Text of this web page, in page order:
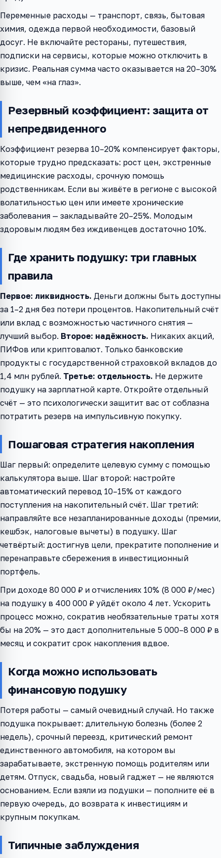
Переменные расходы — транспорт, связь, бытовая
химия, одежда первой необходимости, базовый
досуг. Не включайте рестораны, путешествия,
подписки на сервисы, которые можно отключить в
кризис. Реальная сумма часто оказывается на 20–30%
выше, чем «на глаз».
Резервный коэффициент: защита от
непредвиденного
Коэффициент резерва 10–20% компенсирует факторы,
которые трудно предсказать: рост цен, экстренные
медицинские расходы, срочную помощь
родственникам. Если вы живёте в регионе с высокой
волатильностью цен или имеете хронические
заболевания — закладывайте 20–25%. Молодым
здоровым людям без иждивенцев достаточно 10%.
Где хранить подушку: три главных
правила
Первое: ликвидность. Деньги должны быть доступны
за 1–2 дня без потери процентов. Накопительный счёт
или вклад с возможностью частичного снятия —
лучший выбор. Второе: надёжность. Никаких акций,
ПИФов или криптовалют. Только банковские
продукты с государственной страховкой вкладов до
1,4 млн рублей. Третье: отдельность. Не держите
подушку на зарплатной карте. Откройте отдельный
счёт — это психологически защитит вас от соблазна
потратить резерв на импульсивную покупку.
Пошаговая стратегия накопления
Шаг первый: определите целевую сумму с помощью
калькулятора выше. Шаг второй: настройте
автоматический перевод 10–15% от каждого
поступления на накопительный счёт. Шаг третий:
направляйте все незапланированные доходы (премии,
кешбэк, налоговые вычеты) в подушку. Шаг
четвёртый: достигнув цели, прекратите пополнение и
перенаправьте сбережения в инвестиционный
портфель.
При доходе 80 000 ₽ и отчислениях 10% (8 000 ₽/мес)
на подушку в 400 000 ₽ уйдёт около 4 лет. Ускорить
процесс можно, сократив необязательные траты хотя
бы на 20% — это даст дополнительные 5 000–8 000 ₽ в
месяц и сократит срок накопления вдвое.
Когда можно использовать
финансовую подушку
Потеря работы — самый очевидный случай. Но также
подушка покрывает: длительную болезнь (более 2
недель), срочный переезд, критический ремонт
единственного автомобиля, на котором вы
зарабатываете, экстренную помощь родителям или
детям. Отпуск, свадьба, новый гаджет — не являются
основанием. Если взяли из подушки — пополните её в
первую очередь, до возврата к инвестициям и
крупным покупкам.
Типичные заблуждения